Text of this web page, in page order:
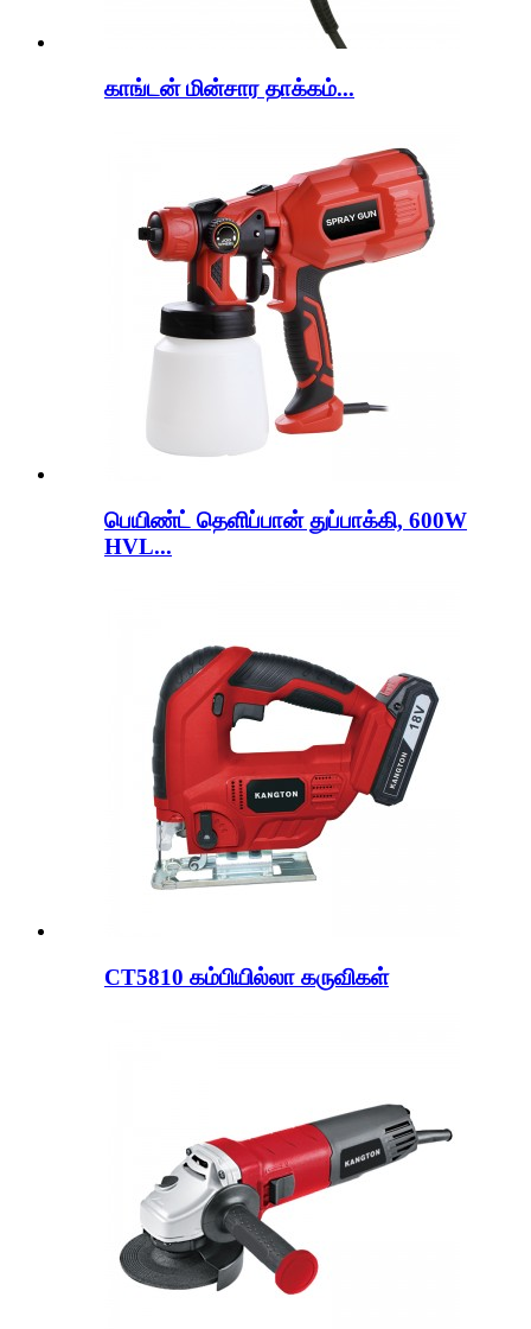
காங்டன் மின்சார தாக்கம்...
பெயிண்ட் தெளிப்பான் துப்பாக்கி, 600W
HVL...
CT5810 கம்பியில்லா கருவிகள்